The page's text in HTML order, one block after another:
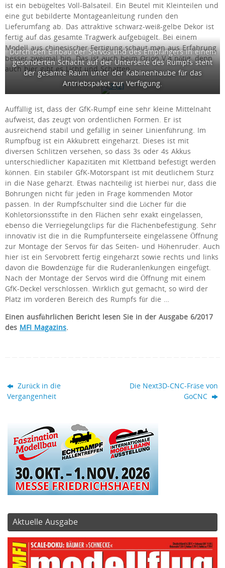
ist ein bebügeltes Voll-Balsateil. Ein Beutel mit Kleinteilen und
eine gut bebilderte Montageanleitung runden den
Lieferumfang ab. Das attraktive schwarz-weiß-gelbe Dekor ist
fertig auf das gesamte Tragwerk aufgebügelt. Bei einem
Modell aus chinesischer Fertigung schaut man aus Erfahrung
besser zweimal hin. Das ist auch beim Orion V.4 nötig, denn
auch hier gibt es Licht und Schatten.
Durch den Einbau der Servos und des Empfängers in einem
gesonderten Schacht auf der Unterseite des Rumpfs steht
der gesamte Raum unter der Kabinenhaube für das
Antriebspaket zur Verfügung.
Auffällig ist, dass der GfK-Rumpf eine sehr kleine Mittelnaht
aufweist, das zeugt von ordentlichen Formen. Er ist
ausreichend stabil und gefällig in seiner Linienführung. Im
Rumpfbug ist ein Akkubrett eingeharzt. Dieses ist mit
diversen Schlitzen versehen, so dass 3s oder 4s Akkus
unterschiedlicher Kapazitäten mit Klettband befestigt werden
können. Ein stabiler GfK-Motorspant ist mit deutlichem Sturz
in die Nase geharzt. Etwas nachteilig ist hierbei nur, dass die
Bohrungen nicht für jeden in Frage kommenden Motor
passen. In der Rumpfschulter sind die Löcher für die
Kohletorsionsstifte in den Flächen sehr exakt eingelassen,
ebenso die Verriegelungclips für die Flächenbefestigung. Sehr
innovativ ist die in die Rumpfunterseite eingelassene Öffnung
zur Montage der Servos für das Seiten- und Höhenruder. Auch
hier ist ein Servobrett fertig eingeharzt sowie rechts und links
davon die Bowdenzüge für die Ruderanlenkungen eingefügt.
Nach der Montage der Servos wird die Öffnung mit einem
GfK-Deckel verschlossen. Wirklich gut gemacht, so wird der
Platz im vorderen Bereich des Rumpfs für die …
Einen ausführlichen Bericht lesen Sie in der Ausgabe 6/2017
des MFI Magazins.
Zurück in die
Vergangenheit
Die Next3D-CNC-Fräse von
GoCNC
Aktuelle Ausgabe